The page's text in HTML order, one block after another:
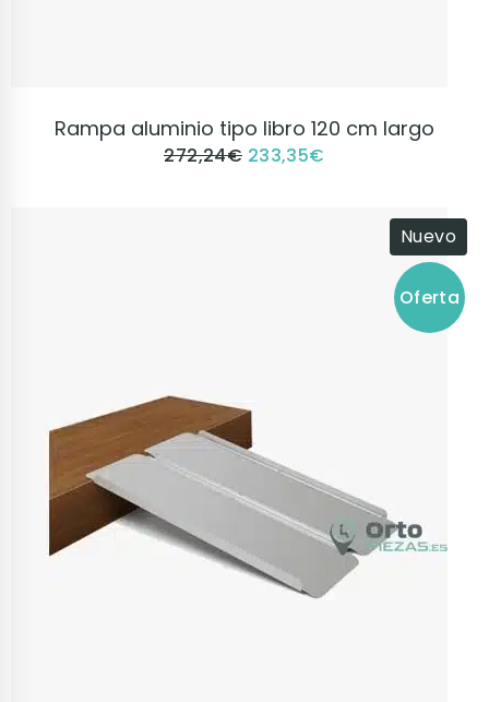
VER PRODUCTO
Rampa aluminio tipo libro 120 cm largo
272,24€ 233,35€
Oferta
Nuevo